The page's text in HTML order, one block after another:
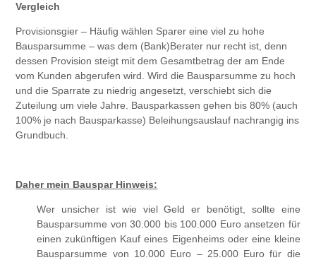
Vergleich
Provisionsgier – Häufig wählen Sparer ­eine viel zu hohe
Bausparsumme – was dem (Bank)Berater nur recht ist, denn
dessen Provision steigt mit dem Gesamt­betrag der am Ende
vom Kunden abgerufen wird. Wird die Bausparsumme zu hoch
und die Sparrate zu niedrig ­angesetzt, verschiebt sich die
Zuteilung um viele Jahre. Bausparkassen gehen bis 80% (auch
100% je nach Bausparkasse) Beleihungsauslauf nachrangig ins
Grundbuch.
Daher mein Bauspar Hinweis:
Wer unsicher ist wie viel Geld er benötigt, sollte eine
Bausparsumme von 30.000 bis 100.000 Euro ansetzen für
einen zukünftigen Kauf eines Eigenheims oder eine kleine
Bausparsumme von 10.000 Euro – 25.000 Euro für die